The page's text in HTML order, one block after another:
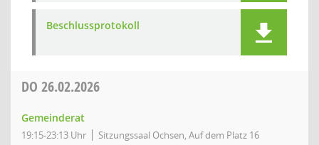
Beschlussprotokoll
DO 26.02.2026
Gemeinderat
19:15-23:13 Uhr Sitzungssaal Ochsen, Auf dem Platz 16